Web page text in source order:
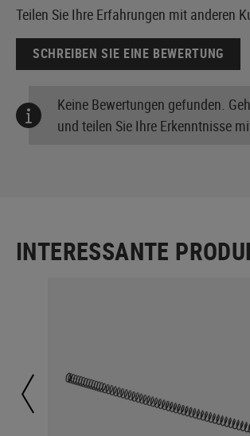
Teilen Sie Ihre Erfahrungen mit anderen
SCHREIBEN SIE EINE BEWERTUNG
Keine Bewertungen gefunden.
und teilen Sie Ihre Erkenntnisse
INTERESSANTE